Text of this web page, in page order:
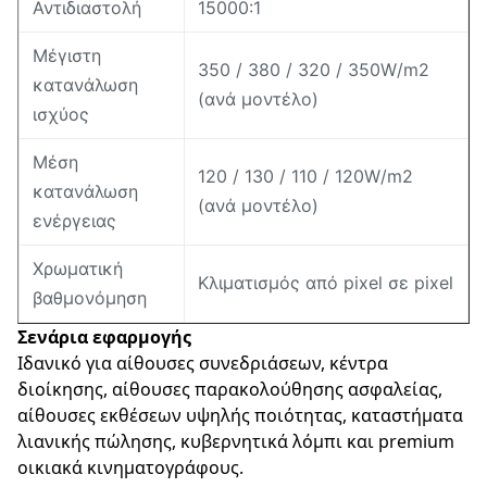
Αντιδιαστολή 15000:1
Μέγιστη
κατανάλωση
ισχύος
350 / 380 / 320 / 350W/m2
(ανά μοντέλο)
Μέση
κατανάλωση
ενέργειας
120 / 130 / 110 / 120W/m2
(ανά μοντέλο)
Χρωματική
βαθμονόμηση
Κλιματισμός από pixel σε pixel
Σενάρια εφαρμογής
Ιδανικό για αίθουσες συνεδριάσεων, κέντρα
διοίκησης, αίθουσες παρακολούθησης ασφαλείας,
αίθουσες εκθέσεων υψηλής ποιότητας, καταστήματα
λιανικής πώλησης, κυβερνητικά λόμπι και premium
οικιακά κινηματογράφους.